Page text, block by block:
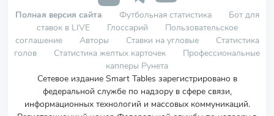
Полная версия сайта Футбольная статистика
Бот для
ставок в LIVE
Глоссарий
Пользовательское
соглашение
Авторы Ставки на угловые
Статистика
голов
Статистика желтых карточек
Профессиональные
капперы Рунета
Сетевое издание Smart Tables зарегистрировано в
федеральной службе по надзору в сфере связи,
информационных технологий и массовых коммуникаций.